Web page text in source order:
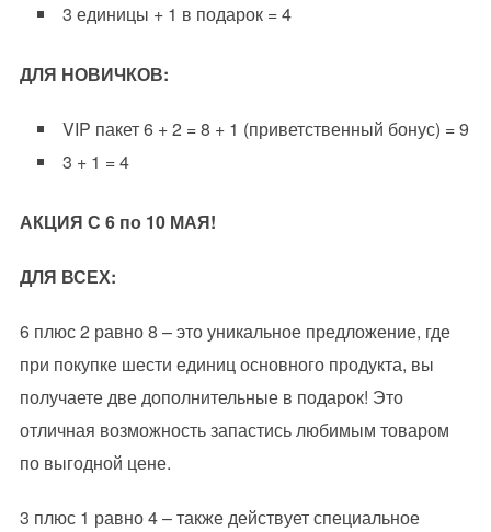
3 единицы + 1 в подарок = 4
ДЛЯ НОВИЧКОВ:
VIP пакет 6 + 2 = 8 + 1 (приветственный бонус) = 9
3 + 1 = 4
АКЦИЯ С 6 по 10 МАЯ!
ДЛЯ ВСЕХ:
6 плюс 2 равно 8 – это уникальное предложение, где
при покупке шести единиц основного продукта, вы
получаете две дополнительные в подарок! Это
отличная возможность запастись любимым товаром
по выгодной цене.
3 плюс 1 равно 4 – также действует специальное